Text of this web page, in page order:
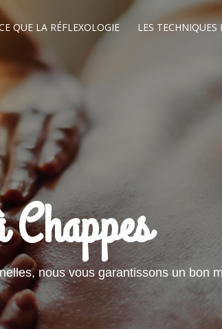
QUE LA RÉFLEXOLOGIE LES TECHNIQUES
nous vous garantissons un bon